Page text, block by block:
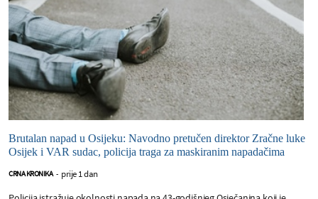
Brutalan napad u Osijeku: Navodno pretučen direktor Zračne luke
Osijek i VAR sudac, policija traga za maskiranim napadačima
CRNA KRONIKA - prije 1 dan